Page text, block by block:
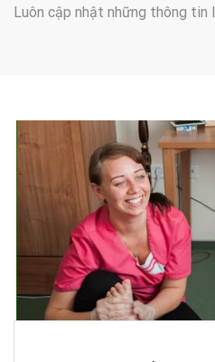
Luôn cập nhật những thông tin